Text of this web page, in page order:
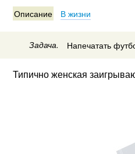
Описание В жизни
Задача. Напечатать
Типично женская